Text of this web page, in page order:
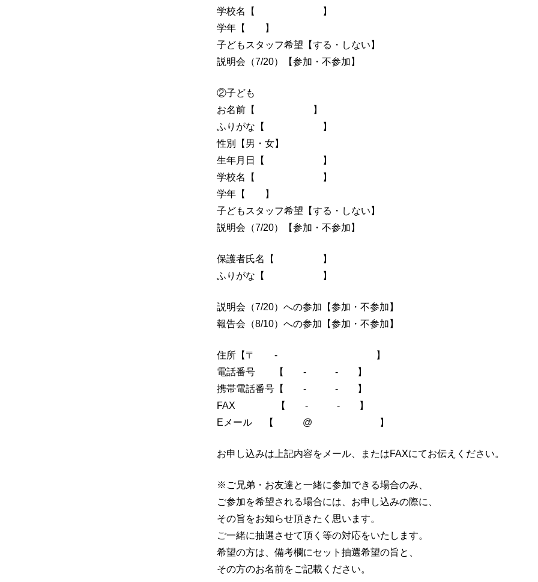
学校名【 】
学年【 】
子どもスタッフ希望【する・しない】
説明会（7/20）【参加・不参加】
②子ども
お名前【 】
ふりがな【 】
性別【男・女】
生年月日【 】
学校名【 】
学年【 】
子どもスタッフ希望【する・しない】
説明会（7/20）【参加・不参加】
保護者氏名【 】
ふりがな【 】
説明会（7/20）への参加【参加・不参加】
報告会（8/10）への参加【参加・不参加】
住所【〒 - 】
電話番号 【 - - 】
携帯電話番号【 - - 】
FAX 【 - - 】
Eメール 【 @ 】
お申し込みは上記内容をメール、またはFAXにてお伝えください。
※ご兄弟・お友達と一緒に参加できる場合のみ、
ご参加を希望される場合には、お申し込みの際に、
その旨をお知らせ頂きたく思います。
ご一緒に抽選させて頂く等の対応をいたします。
希望の方は、備考欄にセット抽選希望の旨と、
その方のお名前をご記載ください。